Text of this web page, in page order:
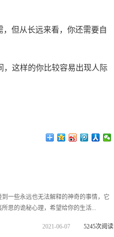
但从长远来看，你还需要自
，这样的你比较容易出现人际
一些永远也无法解释的神奇的事情，它
思的诡秘心理，希望给你的生活...
2021-06-07 5245次阅读